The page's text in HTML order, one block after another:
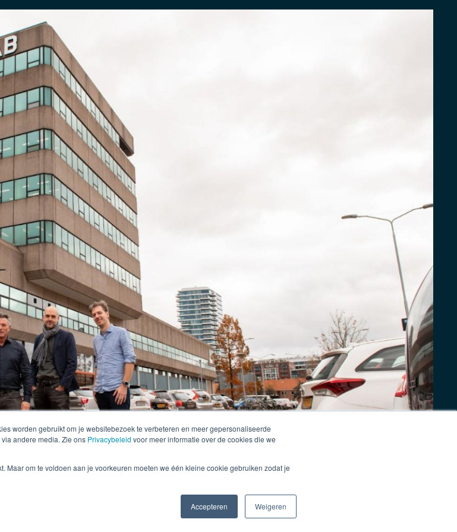
worden gebruikt om je websitebezoek te verbeteren en meer gepersonaliseerde
andere media. Zie ons Privacybeleid voor meer informatie over de cookies die we
Maar om te voldoen aan je voorkeuren moeten we één kleine cookie gebruiken zodat je
Accepteren Weigeren